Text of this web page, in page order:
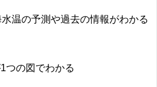
温の予測や過去の情報がわかる
つの図でわかる